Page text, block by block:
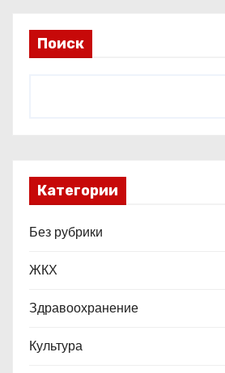
яПоиск
Категории
Без рубрики
ЖКХ
Здравоохранение
Культура